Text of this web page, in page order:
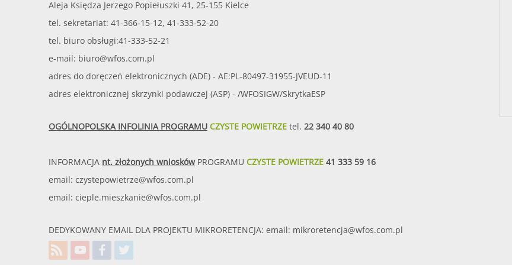
Aleja Księdza Jerzego Popiełuszki 41, 25-155 Kielce
tel. sekretariat: 41-366-15-12, 41-333-52-20
tel. biuro obsługi:41-333-52-21
e-mail: biuro@wfos.com.pl
adres do doręczeń elektronicznych (ADE) - AE:PL-80497-31955-JVEUD-11
adres elektronicznej skrzynki podawczej (ASP) - /WFOSIGW/SkrytkaESP
OGÓLNOPOLSKA INFOLINIA PROGRAMU CZYSTE POWIETRZE tel. 22 340 40 80
INFORMACJA nt. złożonych wniosków PROGRAMU CZYSTE POWIETRZE 41 333 59 16
email: czystepowietrze@wfos.com.pl
email: cieple.mieszkanie@wfos.com.pl
DEDYKOWANY EMAIL DLA PROJEKTU MIKRORETENCJA: email: mikroretencja@wfos.com.pl